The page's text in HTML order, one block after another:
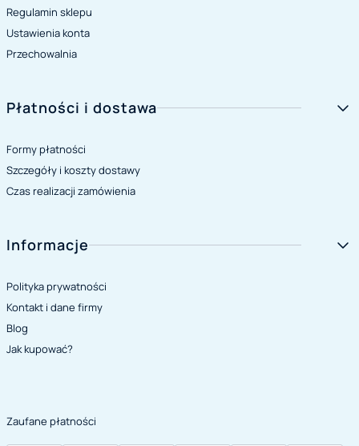
Regulamin sklepu
Ustawienia konta
Przechowalnia
Płatności i dostawa
Formy płatności
Szczegóły i koszty dostawy
Czas realizacji zamówienia
Informacje
Polityka prywatności
Kontakt i dane firmy
Blog
Jak kupować?
Zaufane płatności